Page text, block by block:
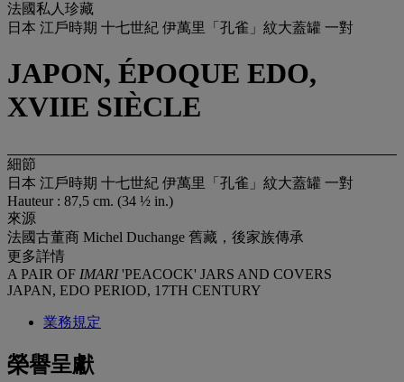
法國私人珍藏
日本 江戶時期 十七世紀 伊萬里「孔雀」紋大蓋罐 一對
JAPON, ÉPOQUE EDO,
XVIIE SIÈCLE
細節
日本 江戶時期 十七世紀 伊萬里「孔雀」紋大蓋罐 一對
Hauteur : 87,5 cm. (34 ½ in.)
來源
法國古董商 Michel Duchange 舊藏，後家族傳承
更多詳情
A PAIR OF IMARI'PEACOCK' JARS AND COVERS
JAPAN, EDO PERIOD, 17TH CENTURY
業務規定
榮譽呈獻